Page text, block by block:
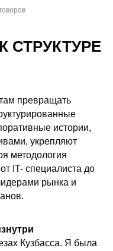
СТРУКТУРЕ
превращать
истории,
укрепляют
методология
IT- специалиста до
рынка и
Кузбасса. Я была